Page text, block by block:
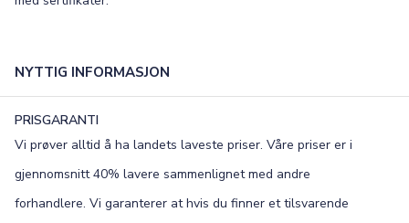
NYTTIG INFORMASJON
PRISGARANTI
Vi prøver alltid å ha landets laveste priser. Våre priser er i
gjennomsnitt 40% lavere sammenlignet med andre
forhandlere. Vi garanterer at hvis du finner et tilsvarende